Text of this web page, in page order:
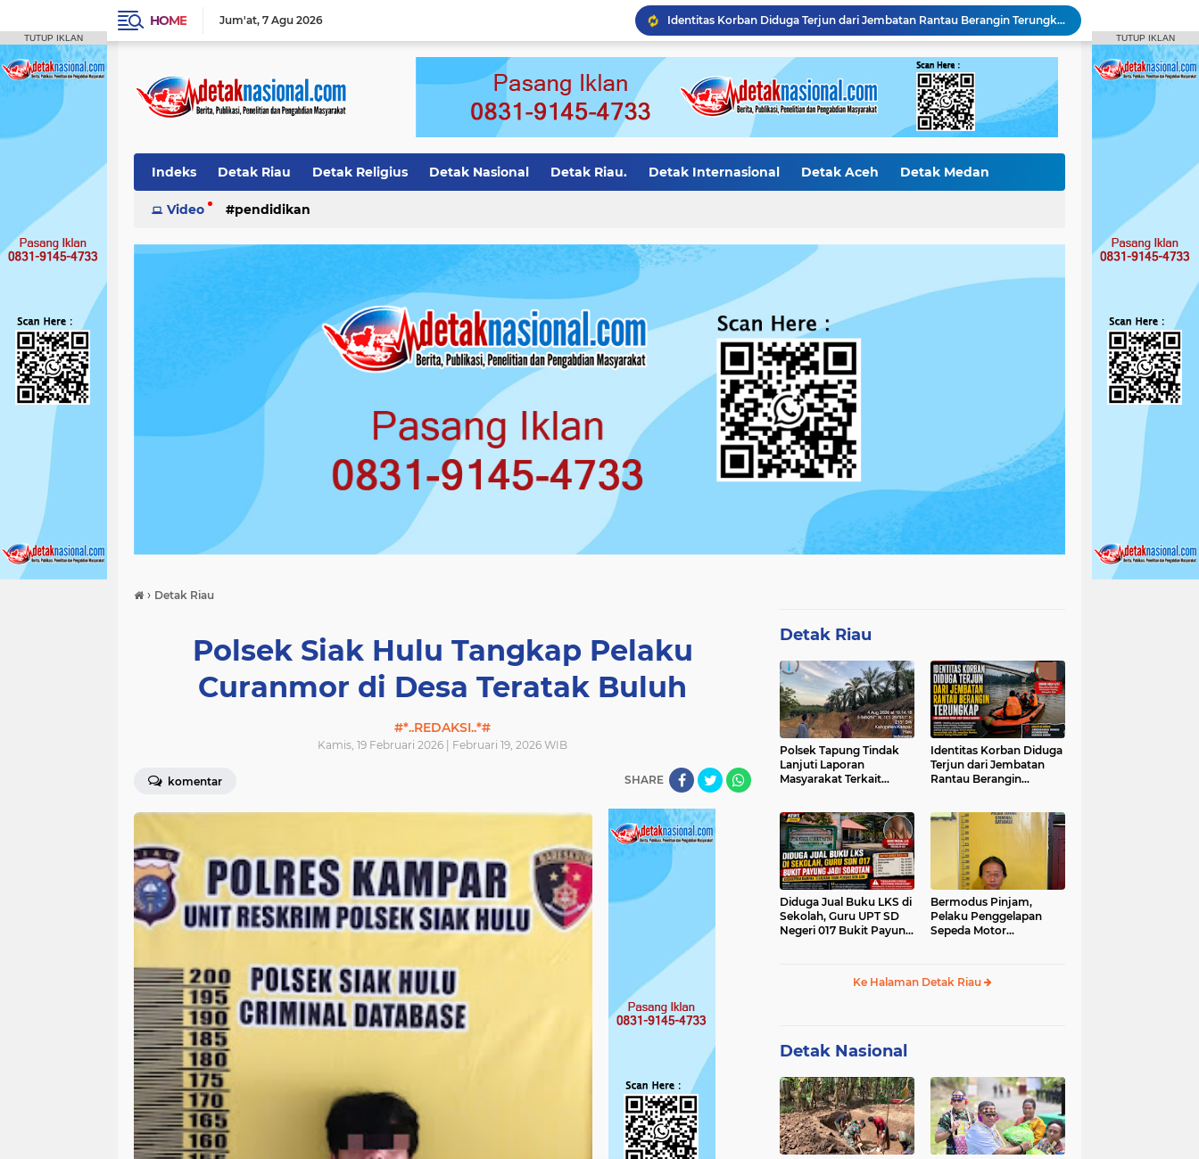
HOME Jum'at 7 Agu 2026
Diduga Jual Buku LKS di Sekolah, Guru UPT SD Negeri 017 Bukit Payung Jadi Sorotan, Disdikpora Kampar Tegaskan Tidak Pernah Beri Izin
Bermodus Pinjam, Pelaku Penggelapan Sepeda Motor Ditangkap Polsek Tapung
Ketua DPRD Kampar Apresiasi Fun Run Karang Taruna Tapung Hilir, Warga Antusias Sambut HUT RI.
Satpol PP Kampar Gelar Patroli Tengah Malam, Plt Kasat Turun Langsung Tertibkan Kawasan Publik dan Warung Karaoke
Polsek Tapung Tindak Lanjuti Laporan Masyarakat Terkait Penambangan Ilegal di Desa Bencah Kelubi
Indeks Detak Riau Detak Religius Detak Nasional Detak Riau. Detak Internasional Detak Aceh Detak Medan
Pendidikan Detak Opini
Publikasi Ilmiah Siak Detak Nasion
Video pendidikan
› Detak Riau
Polsek Siak Hulu Tangkap Pelaku
Curanmor di Desa Teratak Buluh
#*..REDAKSI..*#
Kamis, 19 Februari 2026 | Februari 19, 2026 WIB
komentar SHARE
Detak Riau
Polsek Tapung Tindak
Lanjuti Laporan
Masyarakat Terkait
Identitas Korban Diduga
Terjun dari Jembatan
Rantau Berangin
Sungai Kampar
Diduga Jual Buku LKS di
Sekolah, Guru UPT SD
Negeri 017 Bukit Payung
Bermodus Pinjam,
Pelaku Penggelapan
Sepeda Motor
Ke Halaman Detak Riau
Detak Nasional
TUTUP IKLAN TUTUP IKLAN